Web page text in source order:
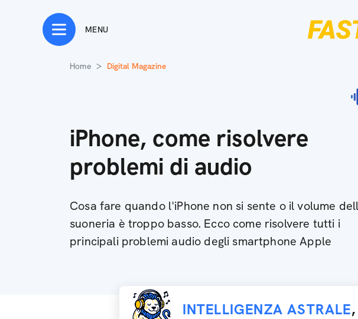
MENU
Home Digital Magazine
iPhone, come risolvere
problemi di audio
Cosa fare quando l'iPhone non si sente o il volume
suoneria è troppo basso. Ecco come risolvere tutti i
principali problemi audio degli smartphone Apple
INTELLIGENZA ASTRALE